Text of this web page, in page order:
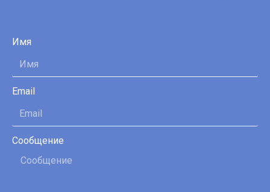
Имя
Email
Сообщение